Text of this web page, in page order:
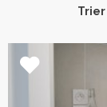
Trier